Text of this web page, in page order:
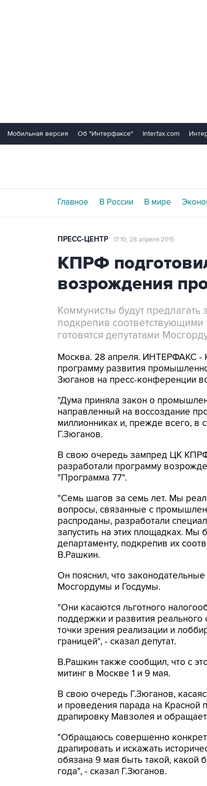
Мобильная версия Об "Интерфаксе" Interfax.com
Главное В России В мире
ПРЕСС-ЦЕНТР 17:10, 28 апреля 2015
КПРФ
возрождения
Коммунисты будут предлагать
подкрепив
готовятся депутатами
Москва. 28 апреля. ИНТЕРФАКС -
программу развития
Зюганов на пресс-конференции
"Дума приняла закон о
направленный на воссоздание
миллионниках и, прежде всего, в
Г.Зюганов.
В свою очередь зампред ЦК
разработали программу
"Программа 77".
"Семь шагов за семь лет. Мы
вопросы, связанные с
распроданы, разработали
запустить на этих площадках. Мы
департаменту, подкрепив их
В.Рашкин.
Он пояснил, что законодательные
Мосгордумы и Госдумы.
"Они касаются льготного
поддержки и развития
точки зрения реализации и
границей", - сказал депутат.
В.Рашкин также сообщил, что с
митинг в Москве 1 и 9 мая.
В свою очередь Г.Зюганов,
и проведения парада на Красной
драпировку Мавзолея и
"Обращаюсь совершенно
драпировать и искажать
обязана 9 мая быть такой, какой
года", - сказал Г.Зюганов.